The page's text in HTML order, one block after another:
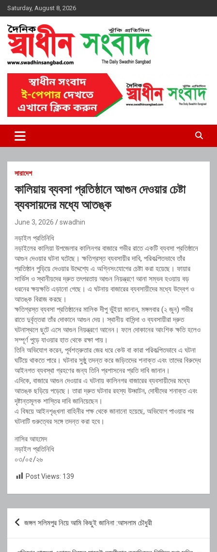
Skip
to
content
Saturday, August 8, 2026
দৈনিক স্বাধীন সংবাদ
সারাদেশ
কালিয়ায় ব্যবসা প্রতিষ্ঠানে আগুন দেওয়ার চেষ্টা
ব্যবসায়দের মধ্যে আতঙ্ক
June 3, 2026 swadhin
নড়াইল প্রতিনিধি
নড়াইলের কালিয়া উপজেলার কালিনগর বাজারে গভীর রাতে একটি ব্যবসা প্রতিষ্ঠানে
আগুন দেওয়ার ঘটনা ঘটেছে। ক্ষতিগ্রস্ত ব্যবসায়ীর দাবি, পরিকল্পিতভাবে তাঁর
প্রতিষ্ঠান পুড়িয়ে দেওয়ার উদ্দেশ্যে এ অগ্নিসংযোগের চেষ্টা করা হয়েছে। ফায়ার
সার্ভিস ও স্থানীয়দের দ্রুত তৎপরতায় আগুন নিয়ন্ত্রণে আনা সম্ভব হওয়ায় বড়
ধরনের ক্ষয়ক্ষতি এড়ানো গেছে। এ ঘটনায় বাজারের ব্যবসায়ীদের মধ্যে উদ্বেগ ও
আতঙ্ক বিরাজ করছে।
ক্ষতিগ্রস্ত ব্যবসা প্রতিষ্ঠানের মালিক দীপু ভুঁইয়া জানান, মঙ্গলবার (২ জুন) গভীর
রাতে দুর্বৃত্তরা তাঁর দোকানে আগুন দেয়। স্থানীয় বাসিন্দা ও ব্যবসায়ীরা দ্রুত
ঘটনাস্থলে ছুটে এসে আগুন নিয়ন্ত্রণে আনেন। ফলে দোকানের আংশিক ক্ষতি হলেও
সম্পূর্ণ পুড়ে যাওয়ার হাত থেকে রক্ষা পায়।
তিনি অভিযোগ করেন, পূর্বশত্রুতার জের ধরে কেউ বা কারা পরিকল্পিতভাবে এ ঘটনা
ঘটিয়ে থাকতে পারে। ঘটনার সুষ্ঠু তদন্ত করে জড়িতদের শনাক্ত এবং তাদের বিরুদ্ধে
আইনগত ব্যবস্থা গ্রহণের জন্য তিনি প্রশাসনের প্রতি দাবি জানান।
এদিকে, বাজারে আগুন দেওয়ার এ ঘটনায় কালিনগর বাজারের ব্যবসায়ীদের মধ্যে
আতঙ্ক ছড়িয়ে পড়েছে। তারা দ্রুত ঘটনার রহস্য উদ্ঘাটন, দোষীদের শনাক্ত এবং
দৃষ্টান্তমূলক শাস্তির দাবি জানিয়েছেন।
এ বিষয়ে আইনশৃঙ্খলা বাহিনীর পক্ষ থেকে জানানো হয়েছে, অভিযোগ পাওয়ার পর
ঘটনাটি গুরুত্বের সঙ্গে তদন্ত করা হবে।
নাসির আহমেদ
নড়াইল প্রতিনিধি
০৩/০৫/২৬
Post Views: 139
Post
navigation
জঙ্গল সলিমপুর নিয়ে আমি কিছুই জানিনা :আসলাম চৌধুরী